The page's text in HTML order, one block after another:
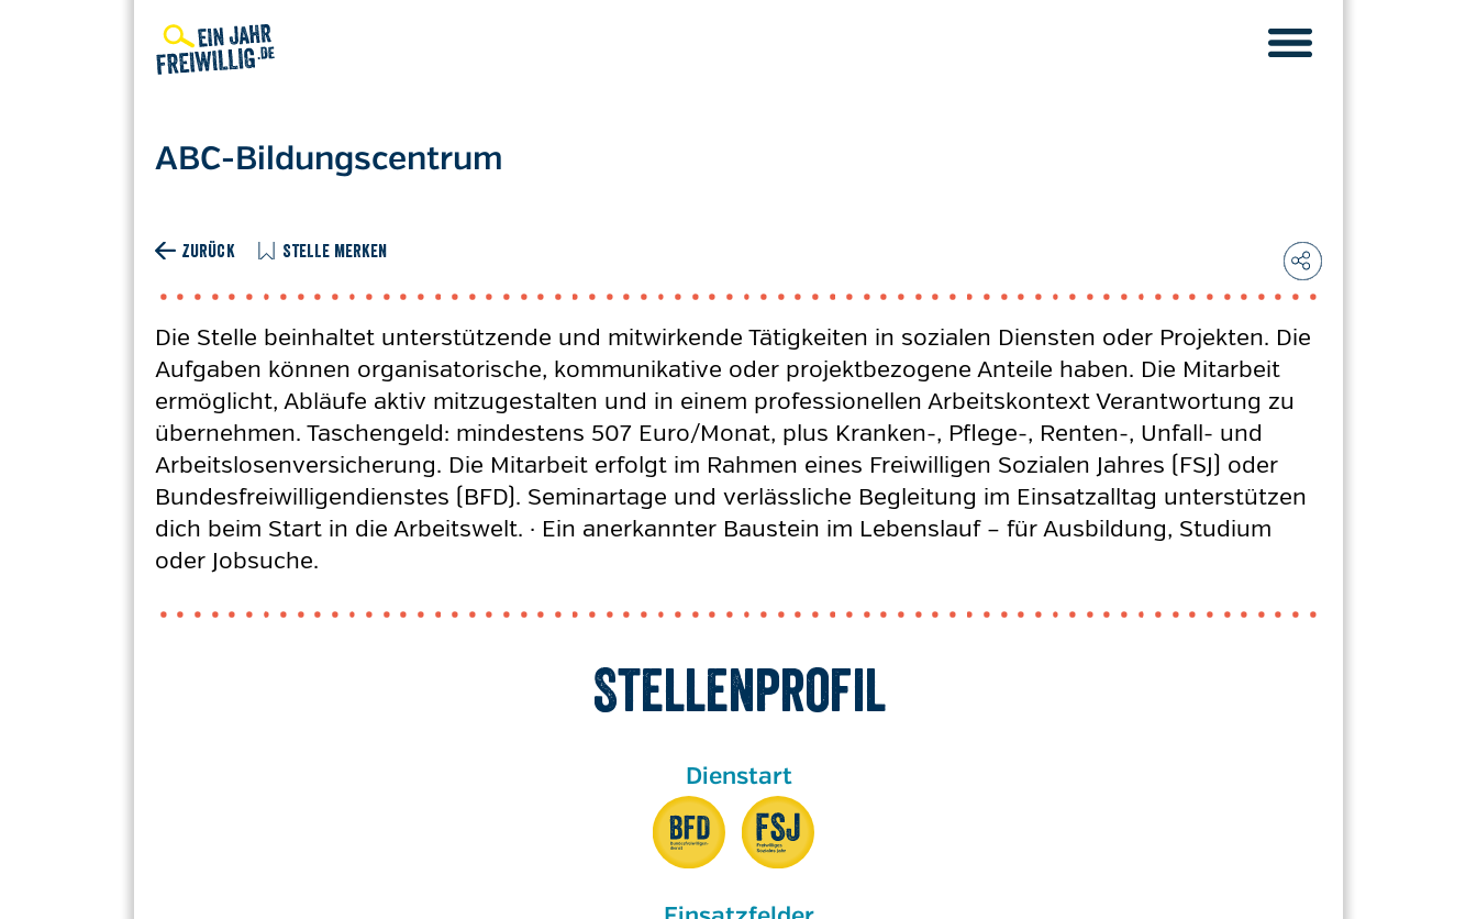
ABC-Bildungscentrum
ZURÜCK STELLE MERKEN
Die Stelle beinhaltet unterstützende und mitwirkende Tätigkeiten in sozialen Diensten oder Projekten. Die
Aufgaben können organisatorische, kommunikative oder projektbezogene Anteile haben. Die Mitarbeit
ermöglicht, Abläufe aktiv mitzugestalten und in einem professionellen Arbeitskontext Verantwortung zu
übernehmen. Taschengeld: mindestens 507 Euro/Monat, plus Kranken-, Pflege-, Renten-, Unfall- und
Arbeitslosenversicherung. Die Mitarbeit erfolgt im Rahmen eines Freiwilligen Sozialen Jahres (FSJ) oder
Bundesfreiwilligendienstes (BFD). Seminartage und verlässliche Begleitung im Einsatzalltag unterstützen
dich beim Start in die Arbeitswelt. · Ein anerkannter Baustein im Lebenslauf – für Ausbildung, Studium
oder Jobsuche.
Stellenprofil